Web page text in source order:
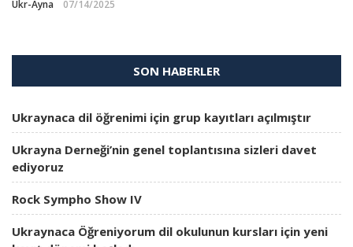
Ukr-Ayna 07/14/2025
SON HABERLER
Ukraynaca dil öğrenimi için grup kayıtları açılmıştır
Ukrayna Derneği’nin genel toplantısına sizleri davet
ediyoruz
Rock Sympho Show IV
Ukraynaca Öğreniyorum dil okulunun kursları için yeni